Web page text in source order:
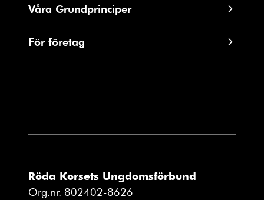
Våra Grundprinciper
För företag
Röda Korsets Ungdomsförbund
Org.nr. 802402-8626